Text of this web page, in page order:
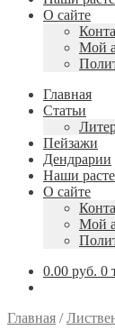
О сайте
Мой
Главная
Статьи
Пейзажи
Дендрарии
Наши
О сайте
Мой
0.00 руб. 0
Главная /